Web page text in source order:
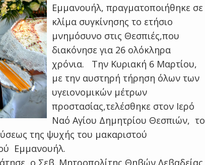
Εμμανουήλ, πραγματοποιήθηκε σε
κλίμα συγκίνησης το ετήσιο
μνημόσυνο στις Θεσπιές,που
διακόνησε για 26 ολόκληρα
χρόνια. Την Κυριακή 6 Μαρτίου,
με την αυστηρή τήρηση όλων των
υγειονομικών μέτρων
προστασίας,τελέσθηκε στον Ιερό
Ναό Αγίου Δημητρίου Θεσπιών, το
της ψυχής του μακαριστού
Εμμανουήλ.
ο Σεβ. Μητροπολίτης Θηβών,Λεβαδείας